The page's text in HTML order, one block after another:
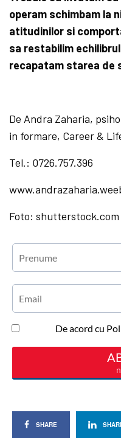
operam schimbam la
atitudinilor si
sa restabilim
recapatam starea de
De Andra Zaharia,
in formare, Career &
Tel.: 0726.757.396
Foto: shutterstock.com
SHARE